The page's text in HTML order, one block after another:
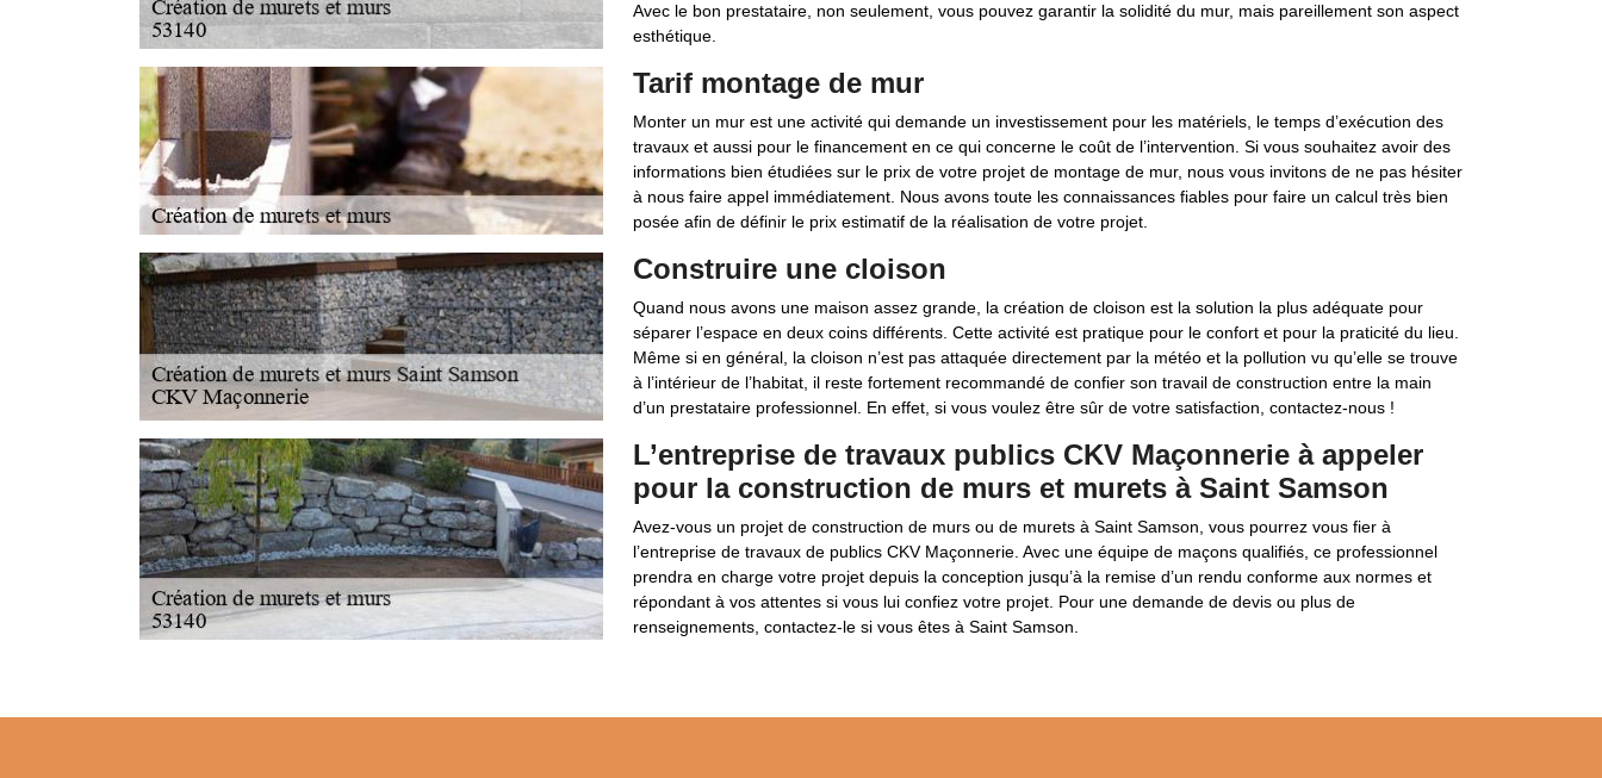
Avec le bon prestataire, non seulement, vous pouvez garantir la solidité du mur, mais pareillement son aspect
esthétique.
Tarif montage de mur
Monter un mur est une activité qui demande un investissement pour les matériels, le temps d’exécution des
travaux et aussi pour le financement en ce qui concerne le coût de l’intervention. Si vous souhaitez avoir des
informations bien étudiées sur le prix de votre projet de montage de mur, nous vous invitons de ne pas hésiter
à nous faire appel immédiatement. Nous avons toute les connaissances fiables pour faire un calcul très bien
posée afin de définir le prix estimatif de la réalisation de votre projet.
Construire une cloison
Quand nous avons une maison assez grande, la création de cloison est la solution la plus adéquate pour
séparer l’espace en deux coins différents. Cette activité est pratique pour le confort et pour la praticité du lieu.
Même si en général, la cloison n’est pas attaquée directement par la météo et la pollution vu qu’elle se trouve
à l’intérieur de l’habitat, il reste fortement recommandé de confier son travail de construction entre la main
d’un prestataire professionnel. En effet, si vous voulez être sûr de votre satisfaction, contactez-nous !
L’entreprise de travaux publics CKV Maçonnerie à appeler
pour la construction de murs et murets à Saint Samson
Avez-vous un projet de construction de murs ou de murets à Saint Samson, vous pourrez vous fier à
l’entreprise de travaux de publics CKV Maçonnerie. Avec une équipe de maçons qualifiés, ce professionnel
prendra en charge votre projet depuis la conception jusqu’à la remise d’un rendu conforme aux normes et
répondant à vos attentes si vous lui confiez votre projet. Pour une demande de devis ou plus de
renseignements, contactez-le si vous êtes à Saint Samson.